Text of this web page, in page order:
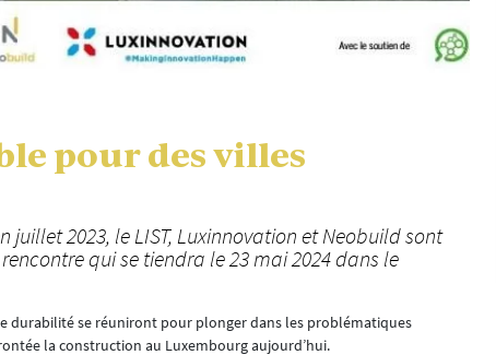
pour des villes
juillet 2023, le LIST, Luxinnovation et Neobuild sont
qui se tiendra le 23 mai 2024 dans le
durabilité se réuniront pour plonger dans les problématiques
la construction au Luxembourg aujourd’hui.